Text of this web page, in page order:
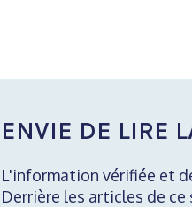
ENVIE DE LIRE
L'information vérifiée et
Derrière les articles de ce